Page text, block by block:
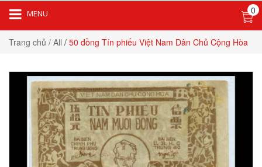
MENU 0
Trang chủ / All / 50 đồng Tín phiếu Việt Nam Dân Chủ Cộng Hòa